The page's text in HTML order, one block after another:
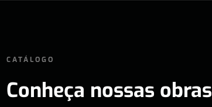
CATÁLOGO
Conheça nossas obras